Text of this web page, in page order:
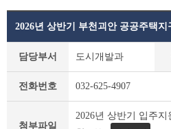
세
2026년 상반기 부천괴안 공공주택
담당부서 도시개발과
전화번호 032-625-4907
첨부파일
2026년 상반기 입주